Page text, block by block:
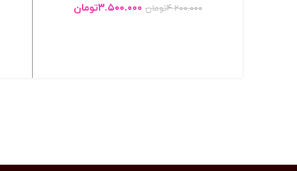
۴.۲۰۰.۰۰۰تومان ۳.۵۰۰.۰۰۰تومان